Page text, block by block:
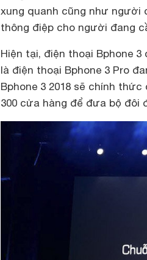
xung quanh cũng như người
thông điệp cho người đang
Hiện tại, điện thoại Bphone
là điện thoại Bphone 3 Pro
Bphone 3 2018 sẽ chính
300 cửa hàng để đưa bộ đôi